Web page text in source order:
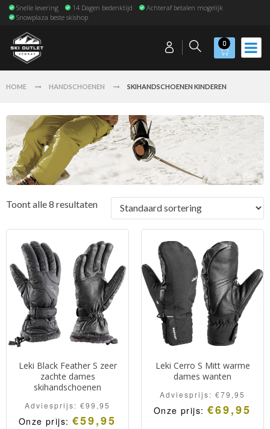
Snelle levering 14 Dagen bedenktijd
Achteraf betalen mogelijk
Snowplaza beste skishop
0
HOME HANDSCHOENEN SKIHANDSCHOENEN KINDEREN
Toont alle 8 resultaten
Leki Black Feather S zeer
zachte dames
skihandschoenen
Adviesprijs: €99,95
Onze prijs: €59,95
Leki Cerro S Mitt warme
dames wanten
Adviesprijs: €79,95
Onze prijs: €69,95